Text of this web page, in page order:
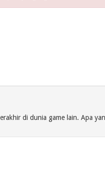
di dunia game lain. Apa